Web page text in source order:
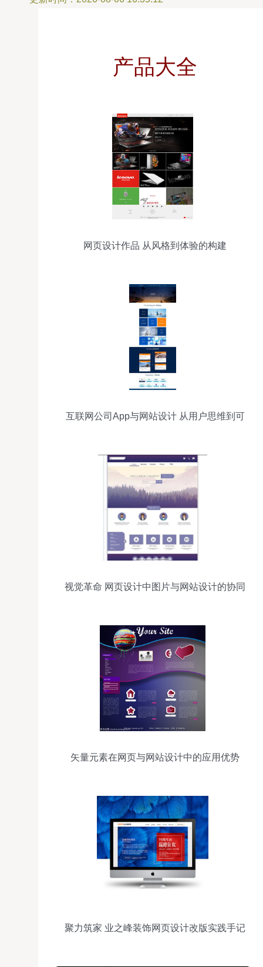
产品大全
网页设计作品 从风格到体验的构建
互联网公司App与网站设计 从用户思维到可
视觉革命 网页设计中图片与网站设计的协同
矢量元素在网页与网站设计中的应用优势
聚力筑家 业之峰装饰网页设计改版实践手记